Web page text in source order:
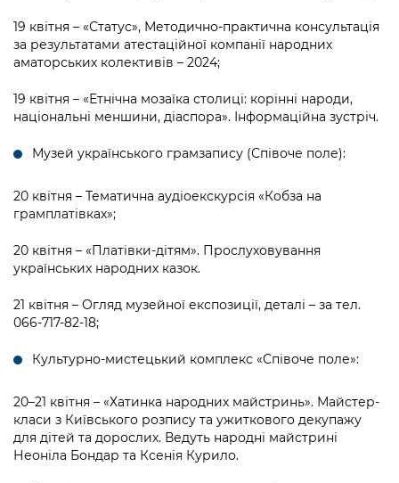
19 квітня – «Статус», Методично-практична консультація
за результатами атестаційної компанії народних
аматорських колективів – 2024;
19 квітня – «Етнічна мозаїка столиці: корінні народи,
національні меншини, діаспора». Інформаційна зустріч.
Музей українського грамзапису (Співоче поле):
20 квітня – Тематична аудіоекскурсія «Кобза на
грамплатівках»;
20 квітня – «Платівки-дітям». Прослуховування
українських народних казок.
21 квітня – Огляд музейної експозиції, деталі – за тел.
066-717-82-18;
Культурно-мистецький комплекс «Співоче поле»:
20–21 квітня – «Хатинка народних майстринь». Майстер-
класи з Київського розпису та ужиткового декупажу
для дітей та дорослих. Ведуть народні майстрині
Неоніла Бондар та Ксенія Курило.